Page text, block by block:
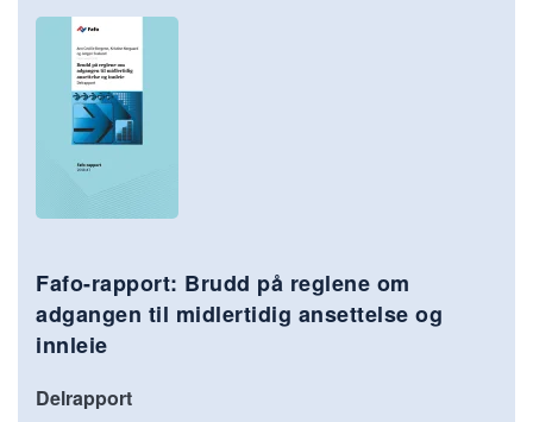
Fafo-rapport: Brudd på reglene om
adgangen til midlertidig ansettelse og
innleie
Delrapport